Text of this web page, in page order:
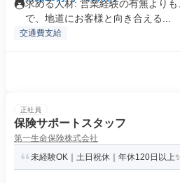
求める人材: 営業経験の有無より
で、地道にお客様と向き合える...
交通費支給
正社員
保険サポートスタッフ
第一生命保険株式会社
未経験OK｜土日祝休｜年休120日以上